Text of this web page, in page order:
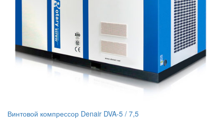
Винтовой компрессор Denair DVA-5 / 7,5